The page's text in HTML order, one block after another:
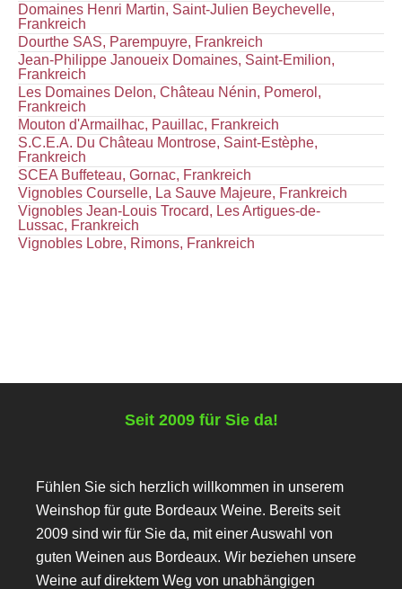
Domaines Henri Martin, Saint-Julien Beychevelle,
Frankreich
Dourthe SAS, Parempuyre, Frankreich
Jean-Philippe Janoueix Domaines, Saint-Emilion,
Frankreich
Les Domaines Delon, Château Nénin, Pomerol,
Frankreich
Mouton d'Armailhac, Pauillac, Frankreich
S.C.E.A. Du Château Montrose, Saint-Estèphe,
Frankreich
SCEA Buffeteau, Gornac, Frankreich
Vignobles Courselle, La Sauve Majeure, Frankreich
Vignobles Jean-Louis Trocard, Les Artigues-de-
Lussac, Frankreich
Vignobles Lobre, Rimons, Frankreich
Seit 2009 für Sie da!
Fühlen Sie sich herzlich willkommen in unserem
Weinshop für gute Bordeaux Weine. Bereits seit
2009 sind wir für Sie da, mit einer Auswahl von
guten Weinen aus Bordeaux. Wir beziehen unsere
Weine auf direktem Weg von unabhängigen